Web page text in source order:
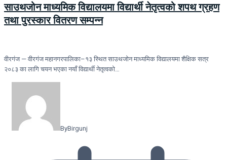
साउथजोन माध्यमिक विद्यालयमा विद्यार्थी नेतृत्वको शपथ ग्रहण
तथा पुरस्कार वितरण सम्पन्न
वीरगंज — वीरगंज महानगरपालिका–१३ स्थित साउथजोन माध्यमिक विद्यालयमा शैक्षिक सत्र
२०८३ का लागि चयन भएका नयाँ विद्यार्थी नेतृत्वको…
ByBirgunj